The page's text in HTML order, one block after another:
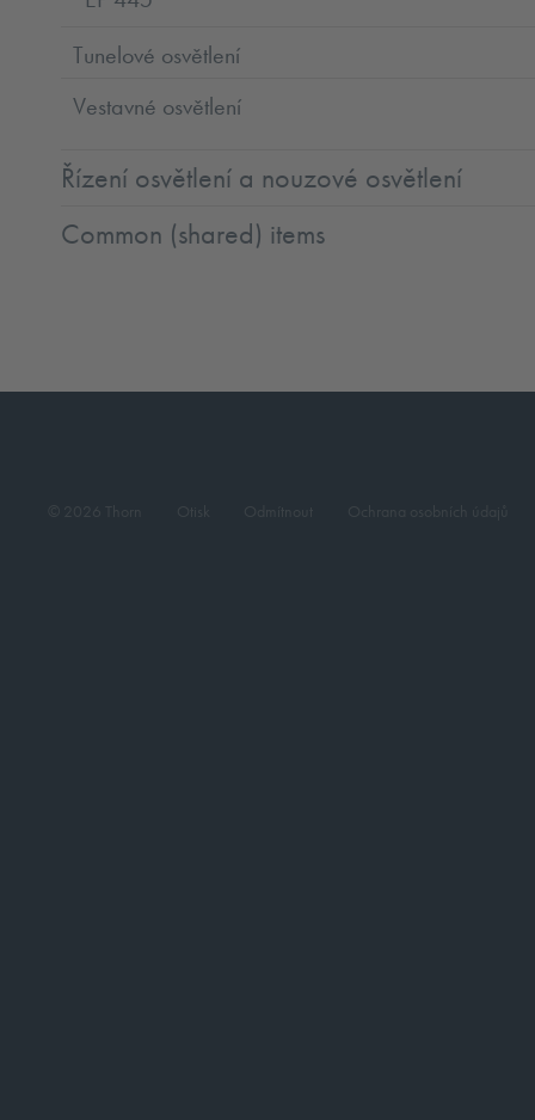
Tunelové osvětlení
Vestavné osvětlení
Řízení osvětlení a nouzové osvětlení
Common (shared) items